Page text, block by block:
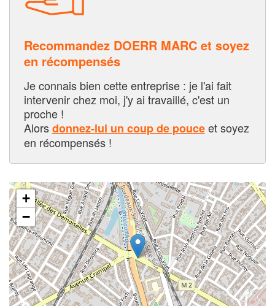
Recommandez DOERR MARC et soyez
en récompensés
Je connais bien cette entreprise : je l'ai fait
intervenir chez moi, j'y ai travaillé, c'est un
proche !
Alorsdonnez-lui un coup de pouceet soyez
en récompensés !
+
−
✕